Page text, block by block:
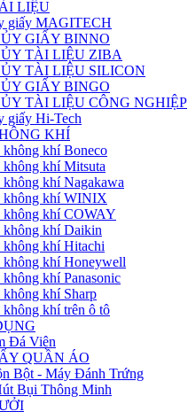
LIỆU
giấy MAGITECH
GIẤY BINNO
TÀI LIỆU ZIBA
TÀI LIỆU SILICON
GIẤY BINGO
TÀI LIỆU CÔNG NGHIỆP
giấy Hi-Tech
KHÍ
khí Boneco
khí Mitsuta
khí Nagakawa
không khí WINIX
không khí COWAY
không khí Daikin
khí Hitachi
khí Honeywell
khí Panasonic
khí Sharp
khí trên ô tô
Đá Viên
QUẦN ÁO
Bột - Máy Đánh Trứng
Bụi Thông Minh